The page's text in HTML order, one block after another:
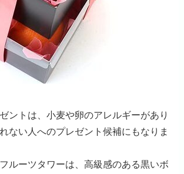
ントは、小麦や卵のアレルギーがあり
ない人へのプレゼント候補にもなりま
ルーツタワーは、高級感のある黒いボ